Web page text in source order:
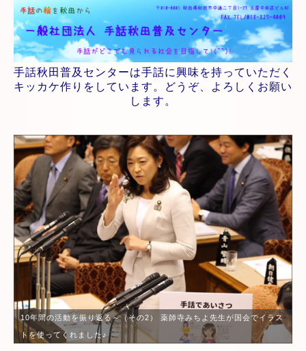
手話秋田普及センターは手話に興味を持っていただく
キッカケ作りをしています。どうぞ、よろしくお願い
します。
10年間の活動を振り返る～（その2） 薬師寺みちよ先生が国会でイラス
トを使ってくれました♪